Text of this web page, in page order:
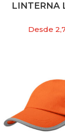
LINTERNA
Desde